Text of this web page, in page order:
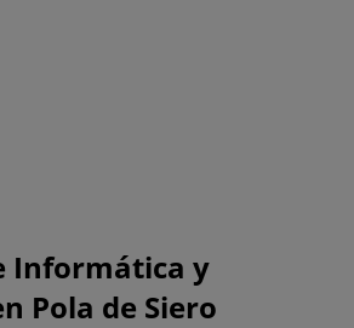
Informática y
Pola de Siero